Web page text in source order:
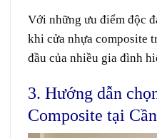
Với những ưu điểm độc
khi cửa nhựa composite
đầu của nhiều gia đình
3. Hướng dẫn
Composite tại